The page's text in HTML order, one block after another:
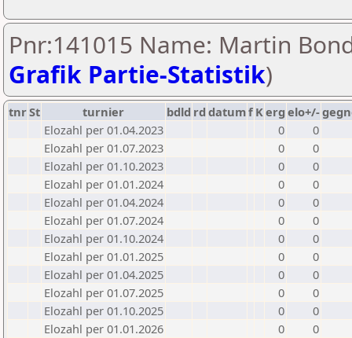
Pnr:141015 Name: Martin
Grafik Partie-Statistik)
tnrSt turnier bdld rd datumf Kerg elo+/-
Elozahl per 01.04.2023
0
0
Elozahl per 01.07.2023
0
0
Elozahl per 01.10.2023
0
0
Elozahl per 01.01.2024
0
0
Elozahl per 01.04.2024
0
0
Elozahl per 01.07.2024
0
0
Elozahl per 01.10.2024
0
0
Elozahl per 01.01.2025
0
0
Elozahl per 01.04.2025
0
0
Elozahl per 01.07.2025
0
0
Elozahl per 01.10.2025
0
0
Elozahl per 01.01.2026
0
0